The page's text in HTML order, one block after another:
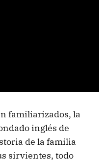
familiarizados, la
inglés de
de la familia
sirvientes, todo